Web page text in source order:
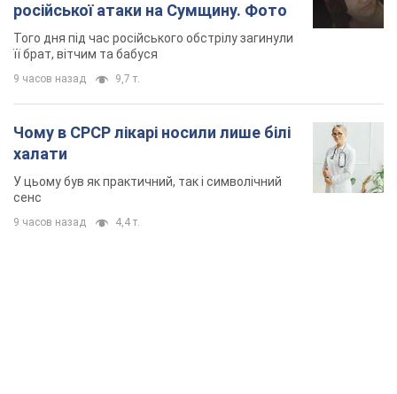
російської атаки на Сумщину. Фото
Того дня під час російського обстрілу загинули
її брат, вітчим та бабуся
9 часов назад 9,7 т.
Чому в СРСР лікарі носили лише білі
халати
У цьому був як практичний, так і символічний
сенс
9 часов назад 4,4 т.